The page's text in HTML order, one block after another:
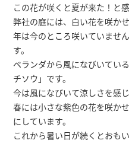
この花が咲くと夏が来た！と感
弊社の庭には、白い花を咲か
年は今のところ咲いていませ
す。
ベランダから風になびいてい
チソウ」です。
今は風になびいて涼しさを感
春には小さな紫色の花を咲か
にしています。
これから暑い日が続くとおも